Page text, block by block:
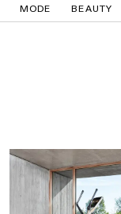
MODE BEAUTY